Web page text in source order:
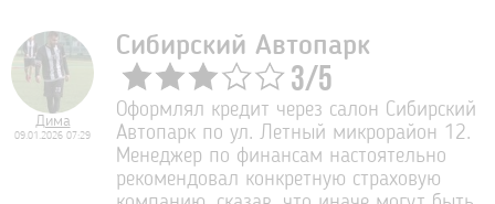
Дима
09.01.2026 07:29
Сибирский Автопарк
3/5
Оформлял кредит через салон Сибирский
Автопарк по ул. Летный микрорайон 12.
Менеджер по финансам настоятельно
рекомендовал конкретную страховую